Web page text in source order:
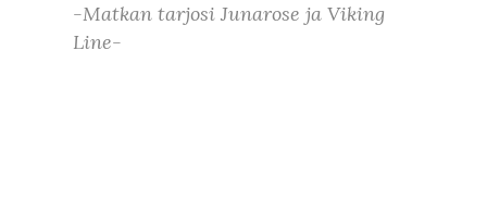
-Matkan tarjosi Junarose ja Viking
Line-